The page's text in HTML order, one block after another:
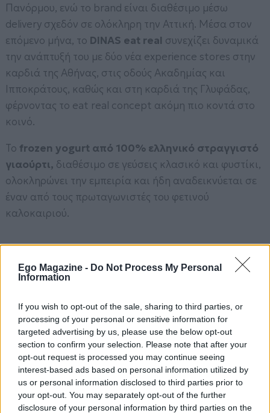
Ego Magazine - Do Not Process My Personal
Information
If you wish to opt-out of the sale, sharing to third parties, or
processing of your personal or sensitive information for
targeted advertising by us, please use the below opt-out
section to confirm your selection. Please note that after your
opt-out request is processed you may continue seeing
interest-based ads based on personal information utilized by
us or personal information disclosed to third parties prior to
your opt-out. You may separately opt-out of the further
disclosure of your personal information by third parties on the
Πανόρμου, ενώ το brand είναι διαθέσιμο μέσω
delivery σχεδόν σε ολόκληρη την Αττική. Μέσα στον
επόμενο μήνα, το DINAS eat real συνεχίζει δυναμικά
την ανάπτυξή του με δύο νέα experience stores στην
καρδιά της Αθήνας, στις οδούς Ακαδημίας και
Ιπποκράτους, καθώς και στη καρδιά της Γλυφάδας,
φέρνοντας το eat real concept ακόμη πιο κοντά στο
κοινό.
Το frozen yogurt από 100% ελληνικό στραγγιστό
γιαούρτι, διαθέσιμο σε γεύσεις κλασικό και φυστίκι,
ολοκληρώνει την εμπειρία και ήδη αναδεικνύεται σε
έναν από τους πρωταγωνιστές του φετινού
καλοκαιριού.